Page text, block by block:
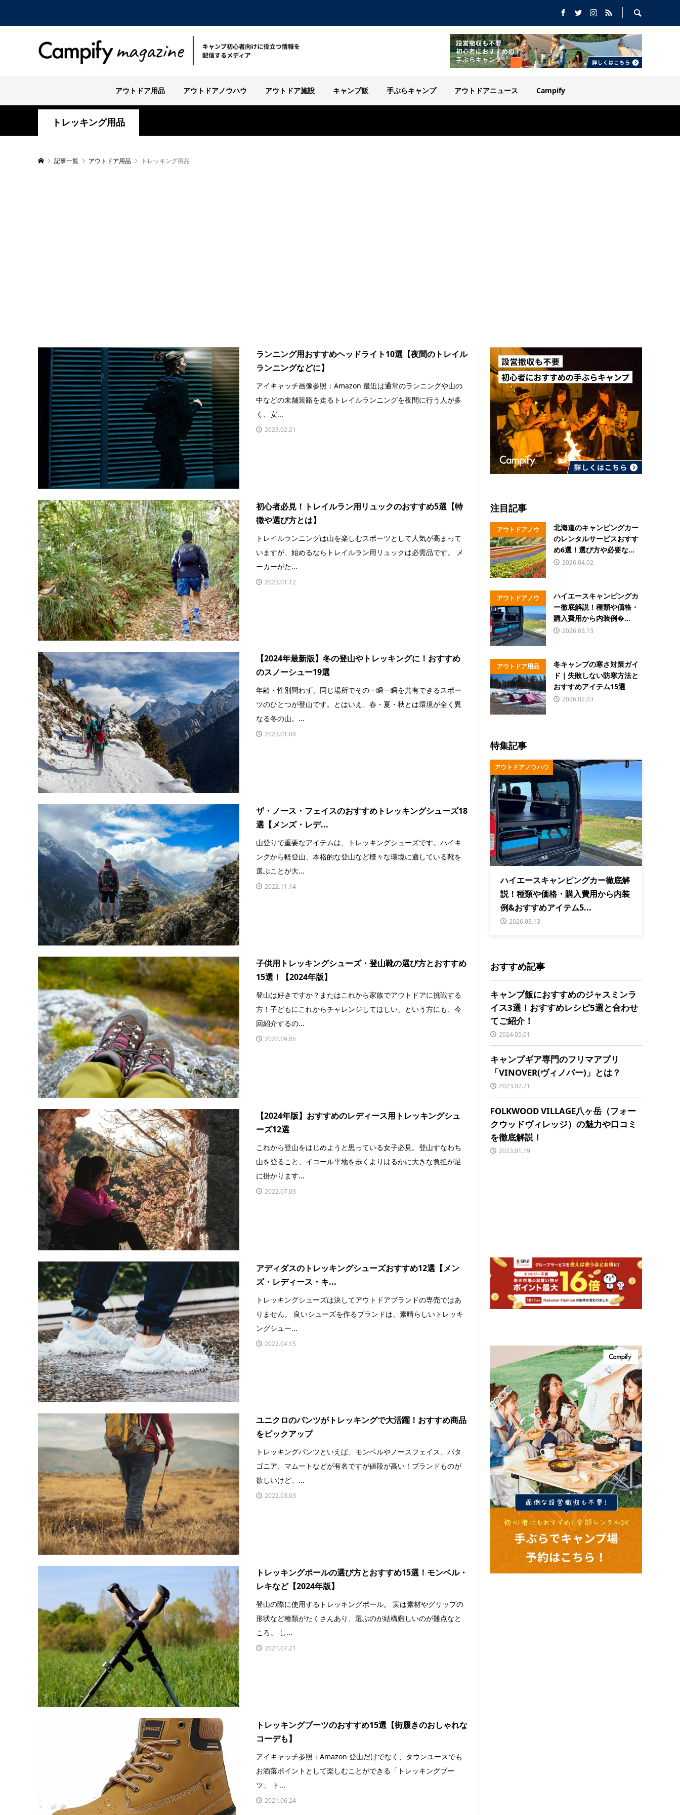
アウトドア用品 アウトドアノウハウ アウトドア施設 キャンプ飯 手ぶらキャンプ アウトドアニュース Campify
トレッキング用品
記事一覧 アウトドア用品 トレッキング用品
ランニング用おすすめヘッドライト10選【夜間のトレイル
ランニングなどに】
アイキャッチ画像参照：Amazon 最近は通常のランニングや山の
中などの未舗装路を走るトレイルランニングを夜間に行う人が多
く、安...
2023.02.21
初心者必見！トレイルラン用リュックのおすすめ5選【特
徴や選び方とは】
トレイルランニングは山を楽しむスポーツとして人気が高まって
いますが、始めるならトレイルラン用リュックは必需品です。 メ
ーカーがた...
2023.01.12
【2024年最新版】冬の登山やトレッキングに！おすすめ
のスノーシュー19選
年齢・性別問わず、同じ場所でその一瞬一瞬を共有できるスポー
ツのひとつが登山です。とはいえ、春・夏・秋とは環境が全く異
なる冬の山。...
2023.01.04
ザ・ノース・フェイスのおすすめトレッキングシューズ18
選【メンズ・レデ...
山登りで重要なアイテムは、トレッキングシューズです。ハイキ
ングから軽登山、本格的な登山など様々な環境に適している靴を
選ぶことが大...
2022.11.14
子供用トレッキングシューズ・登山靴の選び方とおすすめ
15選！【2024年版】
登山は好きですか？またはこれから家族でアウトドアに挑戦する
方！子どもにこれからチャレンジしてほしい、という方にも、今
回紹介するの...
2022.09.05
【2024年版】おすすめのレディース用トレッキングシュ
ーズ12選
これから登山をはじめようと思っている女子必見。登山すなわち
山を登ること、イコール平地を歩くよりはるかに大きな負担が足
に掛かります...
2022.07.03
アディダスのトレッキングシューズおすすめ12選【メン
ズ・レディース・キ...
トレッキングシューズは決してアウトドアブランドの専売ではあ
りません。 良いシューズを作るブランドは、素晴らしいトレッキ
ングシュー...
2022.04.15
ユニクロのパンツがトレッキングで大活躍！おすすめ商品
をピックアップ
トレッキングパンツといえば、モンベルやノースフェイス、パタ
ゴニア、マムートなどが有名ですが値段が高い！ブランドものが
欲しいけど、...
2022.03.03
トレッキングポールの選び方とおすすめ15選！モンベル・
レキなど【2024年版】
登山の際に使用するトレッキングポール。 実は素材やグリップの
形状など種類がたくさんあり、選ぶのが結構難しいのが難点なと
ころ。 し...
2021.07.21
トレッキングブーツのおすすめ15選【街履きのおしゃれな
コーデも】
アイキャッチ参照：Amazon 登山だけでなく、タウンユースでも
お洒落ポイントとして楽しむことができる「トレッキングブー
ツ」 ト...
2021.06.24
注目記事
アウトドアノウ
ハウ
北海道のキャンピングカー
のレンタルサービスおすす
め6選！選び方や必要な...
2026.04.02
アウトドアノウ
ハウ
ハイエースキャンピングカ
ー徹底解説！種類や価格・
購入費用から内装例�...
2026.03.13
アウトドア用品
冬キャンプの寒さ対策ガイ
ド｜失敗しない防寒方法と
おすすめアイテム15選
2026.02.03
特集記事
アウトドアノウハウ
ハイエースキャンピングカー徹底解
説！種類や価格・購入費用から内装
例&おすすめアイテム5...
2026.03.13
おすすめ記事
キャンプ飯におすすめのジャスミンラ
イス3選！おすすめレシピ5選と合わせ
てご紹介！
2024.05.01
キャンプギア専門のフリマアプリ
「VINOVER(ヴィノバー)」とは？
2023.02.21
FOLKWOOD VILLAGE八ヶ岳（フォー
クウッドヴィレッジ）の魅力や口コミ
を徹底解説！
2023.01.19